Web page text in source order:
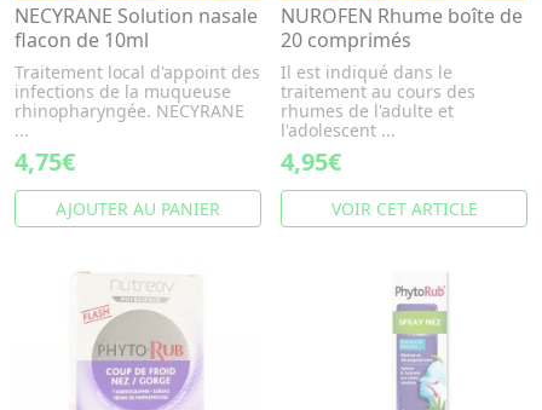
NECYRANE Solution nasale
flacon de 10ml
Traitement local d'appoint des
infections de la muqueuse
rhinopharyngée. NECYRANE
...
4,75€
AJOUTER AU PANIER
NUROFEN Rhume boîte de
20 comprimés
Il est indiqué dans le
traitement au cours des
rhumes de l'adulte et
l'adolescent ...
4,95€
VOIR CET ARTICLE